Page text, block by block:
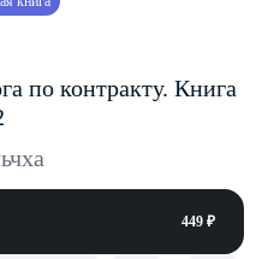
по контракту. Книга
449 ₽